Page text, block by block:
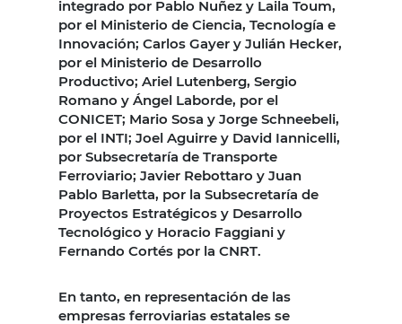
integrado por Pablo Nuñez y Laila Toum,
por el Ministerio de Ciencia, Tecnología e
Innovación; Carlos Gayer y Julián Hecker,
por el Ministerio de Desarrollo
Productivo; Ariel Lutenberg, Sergio
Romano y Ángel Laborde, por el
CONICET; Mario Sosa y Jorge Schneebeli,
por el INTI; Joel Aguirre y David Iannicelli,
por Subsecretaría de Transporte
Ferroviario; Javier Rebottaro y Juan
Pablo Barletta, por la Subsecretaría de
Proyectos Estratégicos y Desarrollo
Tecnológico y Horacio Faggiani y
Fernando Cortés por la CNRT.
En tanto, en representación de las
empresas ferroviarias estatales se